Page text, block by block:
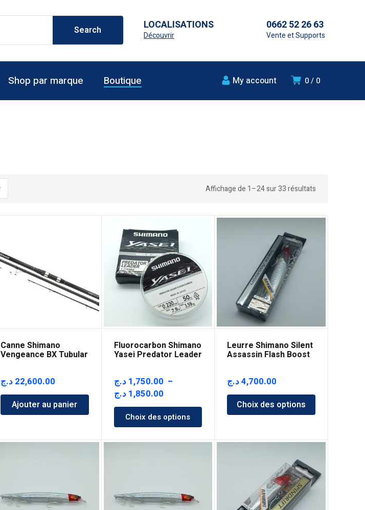
LOCALISATIONS
Découvrir
0662 52 26 63
Vente et Supports
0 0
My account
Shop par marque Boutique
Affichage de 1–24 sur 33 résultats
Canne Shimano
Vengeance BX Tubular
22,600.00 د.ج
Ajouter au panier
Fluorocarbon Shimano
Yasei Predator Leader
1,750.00 د.ج
–
1,850.00 د.ج
Plage
de
prix :
1,750.00 د.ج
à
Choix des options
Leurre Shimano Silent
Assassin Flash Boost
4,700.00د.ج
Choix des options